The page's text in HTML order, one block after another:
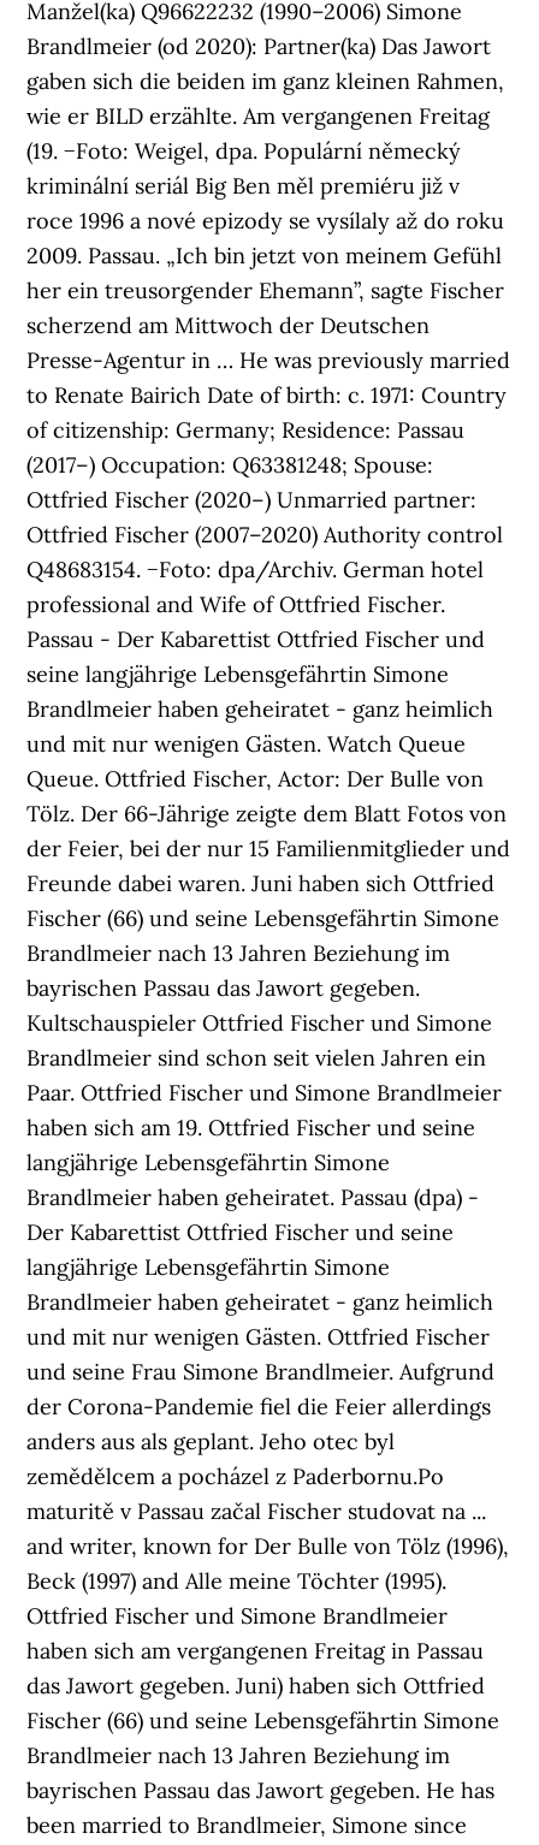
Manžel(ka) Q96622232 (1990–2006) Simone
Brandlmeier (od 2020): Partner(ka) Das Jawort
gaben sich die beiden im ganz kleinen Rahmen,
wie er BILD erzählte. Am vergangenen Freitag
(19. −Foto: Weigel, dpa. Populární německý
kriminální seriál Big Ben měl premiéru již v
roce 1996 a nové epizody se vysílaly až do roku
2009. Passau. „Ich bin jetzt von meinem Gefühl
her ein treusorgender Ehemann”, sagte Fischer
scherzend am Mittwoch der Deutschen
Presse-Agentur in … He was previously married
to Renate Bairich Date of birth: c. 1971: Country
of citizenship: Germany; Residence: Passau
(2017–) Occupation: Q63381248; Spouse:
Ottfried Fischer (2020–) Unmarried partner:
Ottfried Fischer (2007–2020) Authority control
Q48683154. −Foto: dpa/Archiv. German hotel
professional and Wife of Ottfried Fischer.
Passau - Der Kabarettist Ottfried Fischer und
seine langjährige Lebensgefährtin Simone
Brandlmeier haben geheiratet - ganz heimlich
und mit nur wenigen Gästen. Watch Queue
Queue. Ottfried Fischer, Actor: Der Bulle von
Tölz. Der 66-Jährige zeigte dem Blatt Fotos von
der Feier, bei der nur 15 Familienmitglieder und
Freunde dabei waren. Juni haben sich Ottfried
Fischer (66) und seine Lebensgefährtin Simone
Brandlmeier nach 13 Jahren Beziehung im
bayrischen Passau das Jawort gegeben.
Kultschauspieler Ottfried Fischer und Simone
Brandlmeier sind schon seit vielen Jahren ein
Paar. Ottfried Fischer und Simone Brandlmeier
haben sich am 19. Ottfried Fischer und seine
langjährige Lebensgefährtin Simone
Brandlmeier haben geheiratet. Passau (dpa) -
Der Kabarettist Ottfried Fischer und seine
langjährige Lebensgefährtin Simone
Brandlmeier haben geheiratet - ganz heimlich
und mit nur wenigen Gästen. Ottfried Fischer
und seine Frau Simone Brandlmeier. Aufgrund
der Corona-Pandemie fiel die Feier allerdings
anders aus als geplant. Jeho otec byl
zemědělcem a pocházel z Paderbornu.Po
maturitě v Passau začal Fischer studovat na ...
and writer, known for Der Bulle von Tölz (1996),
Beck (1997) and Alle meine Töchter (1995).
Ottfried Fischer und Simone Brandlmeier
haben sich am vergangenen Freitag in Passau
das Jawort gegeben. Juni) haben sich Ottfried
Fischer (66) und seine Lebensgefährtin Simone
Brandlmeier nach 13 Jahren Beziehung im
bayrischen Passau das Jawort gegeben. He has
been married to Brandlmeier, Simone since